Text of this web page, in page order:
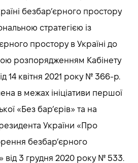
безбар’єрного простору
стратегією із
простору в Україні до
розпорядженням Кабінету
14 квітня 2021 року № 366-р.
в межах ініціативи першої
«Без бар’єрів» та на
України «Про
безбар’єрного
від 3 грудня 2020 року № 533.